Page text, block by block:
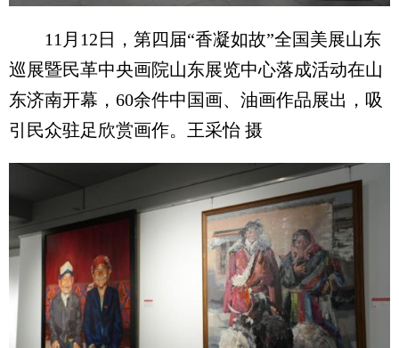
11月12日，第四届“香凝如故”全国美展山东
巡展暨民革中央画院山东展览中心落成活动在山
东济南开幕，60余件中国画、油画作品展出，吸
引民众驻足欣赏画作。王采怡 摄